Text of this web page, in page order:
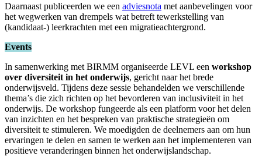
Daarnaast publiceerden we een adviesnota met aanbevelingen voor
het wegwerken van drempels wat betreft tewerkstelling van
(kandidaat-) leerkrachten met een migratieachtergrond.
Events
In samenwerking met BIRMM organiseerde LEVL een workshop
over diversiteit in het onderwijs, gericht naar het brede
onderwijsveld. Tijdens deze sessie behandelden we verschillende
thema’s die zich richten op het bevorderen van inclusiviteit in het
onderwijs. De workshop fungeerde als een platform voor het delen
van inzichten en het bespreken van praktische strategieën om
diversiteit te stimuleren. We moedigden de deelnemers aan om hun
ervaringen te delen en samen te werken aan het implementeren van
positieve veranderingen binnen het onderwijslandschap.